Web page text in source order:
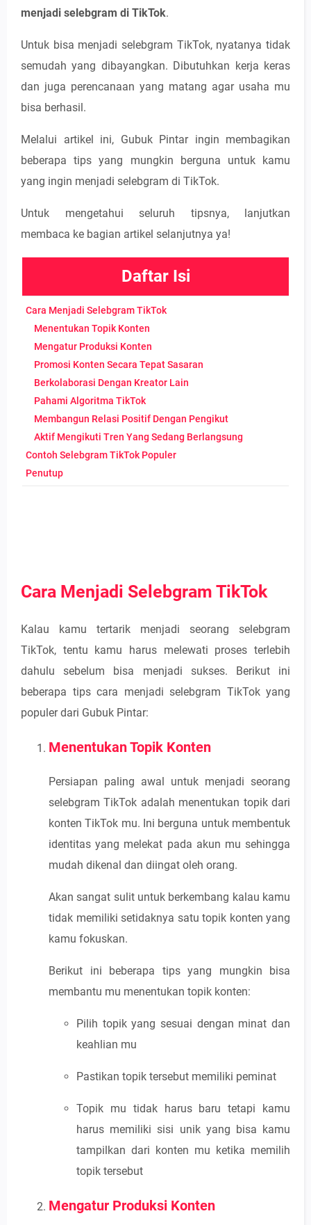
menjadi selebgram di TikTok.
Untuk bisa menjadi selebgram TikTok, nyatanya tidak
semudah yang dibayangkan. Dibutuhkan kerja keras
dan juga perencanaan yang matang agar usaha mu
bisa berhasil.
Melalui artikel ini, Gubuk Pintar ingin membagikan
beberapa tips yang mungkin berguna untuk kamu
yang ingin menjadi selebgram di TikTok.
Untuk mengetahui seluruh tipsnya, lanjutkan
membaca ke bagian artikel selanjutnya ya!
Daftar Isi
Cara Menjadi Selebgram TikTok
Menentukan Topik Konten
Mengatur Produksi Konten
Promosi Konten Secara Tepat Sasaran
Berkolaborasi Dengan Kreator Lain
Pahami Algoritma TikTok
Membangun Relasi Positif Dengan Pengikut
Aktif Mengikuti Tren Yang Sedang Berlangsung
Contoh Selebgram TikTok Populer
Penutup
Cara Menjadi Selebgram TikTok
Kalau kamu tertarik menjadi seorang selebgram
TikTok, tentu kamu harus melewati proses terlebih
dahulu sebelum bisa menjadi sukses. Berikut ini
beberapa tips cara menjadi selebgram TikTok yang
populer dari Gubuk Pintar:
Menentukan Topik Konten
Persiapan paling awal untuk menjadi seorang
selebgram TikTok adalah menentukan topik dari
konten TikTok mu. Ini berguna untuk membentuk
identitas yang melekat pada akun mu sehingga
mudah dikenal dan diingat oleh orang.
Akan sangat sulit untuk berkembang kalau kamu
tidak memiliki setidaknya satu topik konten yang
kamu fokuskan.
Berikut ini beberapa tips yang mungkin bisa
membantu mu menentukan topik konten:
Pilih topik yang sesuai dengan minat dan
keahlian mu
Pastikan topik tersebut memiliki peminat
Topik mu tidak harus baru tetapi kamu
harus memiliki sisi unik yang bisa kamu
tampilkan dari konten mu ketika memilih
topik tersebut
Mengatur Produksi Konten